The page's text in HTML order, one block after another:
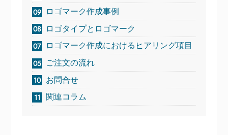
ご注文の流れ
ロゴマーク作成におけるヒアリング項目
ロゴタイプとロゴマーク
ロゴマーク作成事例
お問合せ
関連コラム